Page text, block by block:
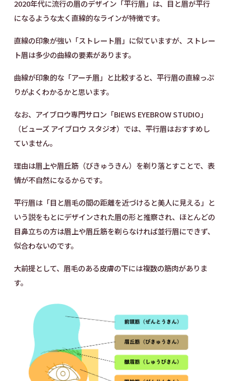
2020年代に流行の眉のデザイン「平行眉」は、目と眉が平行
になるような太く直線的なラインが特徴です。
直線の印象が強い「ストレート眉」に似ていますが、ストレー
ト眉は多少の曲線の要素があります。
曲線が印象的な「アーチ眉」と比較すると、平行眉の直線っぷ
りがよくわかるかと思います。
なお、アイブロウ専門サロン「BIEWS EYEBROW STUDIO」
（ビューズ アイブロウ スタジオ）では、平行眉はおすすめし
ていません。
理由は眉上や眉丘筋（びきゅうきん）を剃り落とすことで、表
情が不自然になるからです。
平行眉は「目と眉毛の間の距離を近づけると美人に見える」と
いう説をもとにデザインされた眉の形と推察され、ほとんどの
目鼻立ちの方は眉上や眉丘筋を剃らなければ並行眉にできず、
似合わないのです。
大前提として、眉毛のある皮膚の下には複数の筋肉がありま
す。